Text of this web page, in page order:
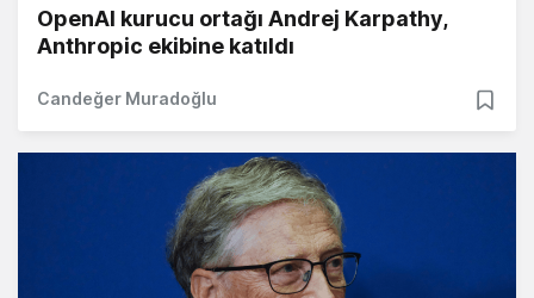
OpenAI kurucu ortağı Andrej Karpathy,
Anthropic ekibine katıldı
Candeğer Muradoğlu